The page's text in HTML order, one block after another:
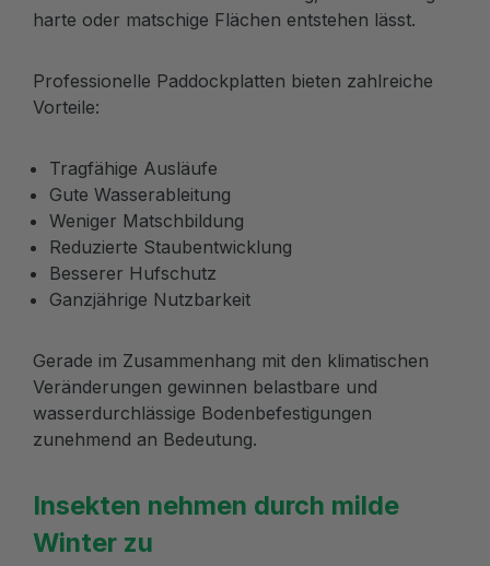
harte oder matschige Flächen entstehen lässt.
Professionelle Paddockplatten bieten zahlreiche
Vorteile:
Tragfähige Ausläufe
Gute Wasserableitung
Weniger Matschbildung
Reduzierte Staubentwicklung
Besserer Hufschutz
Ganzjährige Nutzbarkeit
Gerade im Zusammenhang mit den klimatischen
Veränderungen gewinnen belastbare und
wasserdurchlässige Bodenbefestigungen
zunehmend an Bedeutung.
Insekten nehmen durch milde
Winter zu